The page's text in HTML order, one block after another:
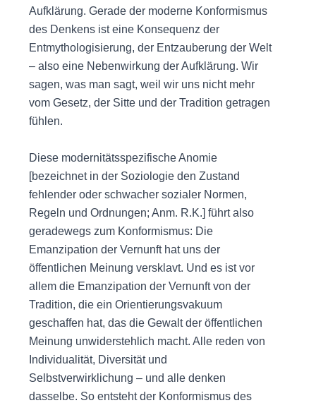
Aufklärung. Gerade der moderne Konformismus
des Denkens ist eine Konsequenz der
Entmythologisierung, der Entzauberung der Welt
– also eine Nebenwirkung der Aufklärung. Wir
sagen, was man sagt, weil wir uns nicht mehr
vom Gesetz, der Sitte und der Tradition getragen
fühlen.
Diese modernitätsspezifische Anomie
[bezeichnet in der Soziologie den Zustand
fehlender oder schwacher sozialer Normen,
Regeln und Ordnungen; Anm. R.K.] führt also
geradewegs zum Konformismus: Die
Emanzipation der Vernunft hat uns der
öffentlichen Meinung versklavt. Und es ist vor
allem die Emanzipation der Vernunft von der
Tradition, die ein Orientierungsvakuum
geschaffen hat, das die Gewalt der öffentlichen
Meinung unwiderstehlich macht. Alle reden von
Individualität, Diversität und
Selbstverwirklichung – und alle denken
dasselbe. So entsteht der Konformismus des